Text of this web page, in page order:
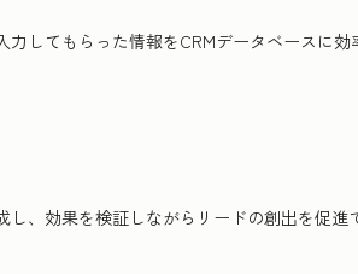
してもらった情報をCRMデータベースに効
、効果を検証しながらリードの創出を促進